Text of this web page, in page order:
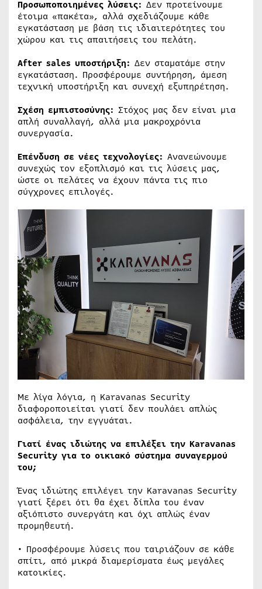
Προσωποποιημένες λύσεις: Δεν προτείνουμε
έτοιμα «πακέτα», αλλά σχεδιάζουμε κάθε
εγκατάσταση με βάση τις ιδιαιτερότητες του
χώρου και τις απαιτήσεις του πελάτη.
After sales υποστήριξη: Δεν σταματάμε στην
εγκατάσταση. Προσφέρουμε συντήρηση, άμεση
τεχνική υποστήριξη και συνεχή εξυπηρέτηση.
Σχέση εμπιστοσύνης: Στόχος μας δεν είναι μια
απλή συναλλαγή, αλλά μια μακροχρόνια
συνεργασία.
Επένδυση σε νέες τεχνολογίες: Ανανεώνουμε
συνεχώς τον εξοπλισμό και τις λύσεις μας,
ώστε οι πελάτες να έχουν πάντα τις πιο
σύγχρονες επιλογές.
Με λίγα λόγια, η Karavanas Security
διαφοροποιείται γιατί δεν πουλάει απλώς
ασφάλεια, την εγγυάται.
Γιατί ένας ιδιώτης να επιλέξει την Karavanas
Security για το οικιακό σύστημα συναγερμού
του;
Ένας ιδιώτης επιλέγει την Karavanas Security
γιατί ξέρει ότι θα έχει δίπλα του έναν
αξιόπιστο συνεργάτη και όχι απλώς έναν
προμηθευτή.
• Προσφέρουμε λύσεις που ταιριάζουν σε κάθε
σπίτι, από μικρά διαμερίσματα έως μεγάλες
κατοικίες.